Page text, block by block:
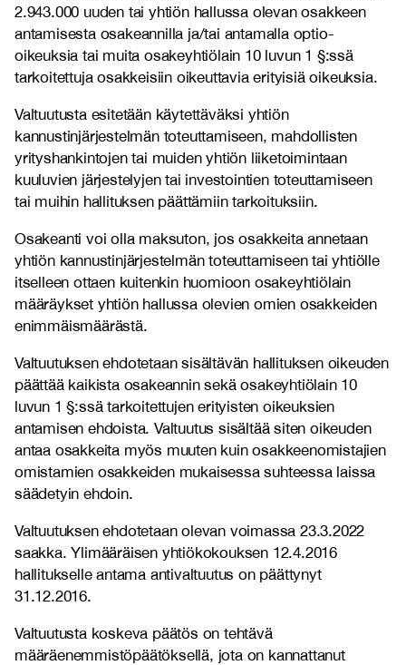
2.943.000 uuden tai yhtiön hallussa olevan osakkeen
antamisesta osakeannilla ja/tai antamalla optio-
oikeuksia tai muita osakeyhtiölain 10 luvun 1 §:ssä
tarkoitettuja osakkeisiin oikeuttavia erityisiä oikeuksia.
Valtuutusta esitetään käytettäväksi yhtiön
kannustinjärjestelmän toteuttamiseen, mahdollisten
yrityshankintojen tai muiden yhtiön liiketoimintaan
kuuluvien järjestelyjen tai investointien toteuttamiseen
tai muihin hallituksen päättämiin tarkoituksiin.
Osakeanti voi olla maksuton, jos osakkeita annetaan
yhtiön kannustinjärjestelmän toteuttamiseen tai yhtiölle
itselleen ottaen kuitenkin huomioon osakeyhtiölain
määräykset yhtiön hallussa olevien omien osakkeiden
enimmäismäärästä.
Valtuutuksen ehdotetaan sisältävän hallituksen oikeuden
päättää kaikista osakeannin sekä osakeyhtiölain 10
luvun 1 §:ssä tarkoitettujen erityisten oikeuksien
antamisen ehdoista. Valtuutus sisältää siten oikeuden
antaa osakkeita myös muuten kuin osakkeenomistajien
omistamien osakkeiden mukaisessa suhteessa laissa
säädetyin ehdoin.
Valtuutuksen ehdotetaan olevan voimassa 23.3.2022
saakka. Ylimääräisen yhtiökokouksen 12.4.2016
hallitukselle antama antivaltuutus on päättynyt
31.12.2016.
Valtuutusta koskeva päätös on tehtävä
määräenemmistöpäätöksellä, jota on kannattanut